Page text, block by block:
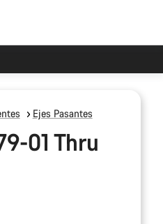
Ejes Pasantes
01 Thru